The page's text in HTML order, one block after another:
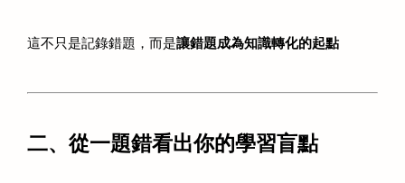
這不只是記錄錯題，而是讓錯題成為知識轉化的起點
二、從一題錯看出你的學習盲點